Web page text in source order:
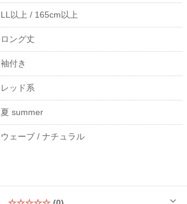
LL以上 / 165cm以上
ロング丈
袖付き
レッド系
夏 summer
ウェーブ / ナチュラル